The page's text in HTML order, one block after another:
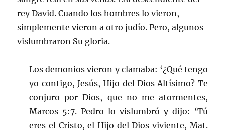
rey David. Cuando los hombres lo vieron,
simplemente vieron a otro judío. Pero, algunos
vislumbraron Su gloria.
Los demonios vieron y clamaba: ‘¿Qué tengo
yo contigo, Jesús, Hijo del Dios Altísimo? Te
conjuro por Dios, que no me atormentes,
Marcos 5:7. Pedro lo vislumbró y dijo: ‘Tú
eres el Cristo, el Hijo del Dios viviente, Mat.